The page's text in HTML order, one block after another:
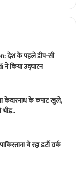
देश के पहले डीप-सी
किया उद्घाटन
केदारनाथ के कपाट खुले,
भीड़..
ये रहा डर्टी वर्क